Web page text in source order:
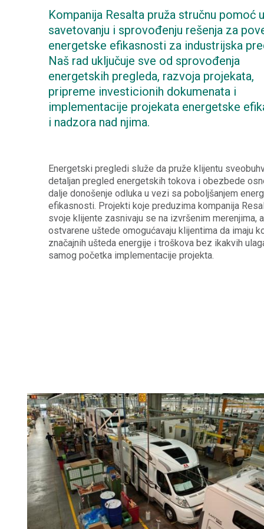
Kompanija Resalta pruža stručnu pomoć u
savetovanju i sprovođenju rešenja za
energetske efikasnosti za industrijska
Naš rad uključuje sve od sprovođenja
energetskih pregleda, razvoja projekata,
pripreme investicionih dokumenata i
implementacije projekata energetske
i nadzora nad njima.
Energetski pregledi služe da pruže klijentu
detaljan pregled energetskih tokova i obezbede
dalje donošenje odluka u vezi sa poboljšanjem
efikasnosti. Projekti koje preduzima kompanija
svoje klijente zasnivaju se na izvršenim merenjima, a
ostvarene uštede omogućavaju klijentima da imaju
značajnih ušteda energije i troškova bez ikakvih
samog početka implementacije projekta.